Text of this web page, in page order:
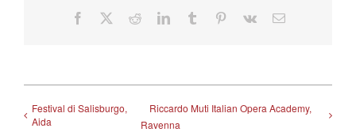
Facebook RedditLinkedInTumblr Pinterest
Vk Email
Festival di Salisburgo,
Aida
Riccardo Muti Italian Opera Academy,
Ravenna